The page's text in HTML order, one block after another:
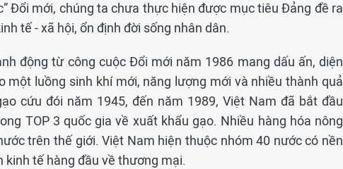
Đổi mới, chúng ta chưa thực hiện được mục tiêu Đảng đề ra
tế - xã hội, ổn định đời sống nhân dân.
động từ công cuộc Đổi mới năm 1986 mang dấu ấn, diện
một luồng sinh khí mới, năng lượng mới và nhiều thành quả
cứu đói năm 1945, đến năm 1989, Việt Nam đã bắt đầu
TOP 3 quốc gia về xuất khẩu gạo. Nhiều hàng hóa nông
trên thế giới. Việt Nam hiện thuộc nhóm 40 nước có nền
kinh tế hàng đầu về thương mại.